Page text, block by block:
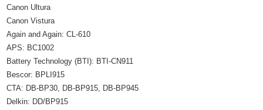
Canon Ultura
Canon Vistura
Again and Again: CL-610
APS: BC1002
Battery Technology (BTI): BTI-CN911
Bescor: BPLI915
CTA: DB-BP30, DB-BP915, DB-BP945
Delkin: DD/BP915